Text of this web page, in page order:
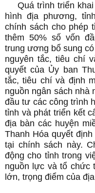
Quá trình triển
hình địa phương,
chính sách cho phép
thêm 50% số vốn
trung ương bổ sung
nguyên tắc, tiêu chí
quyết của Ủy ban
tắc, tiêu chí và định
nguồn ngân sách nhà
đầu tư các công trình
tỉnh và phát triển kết
địa bàn các huyện
Thanh Hóa quyết
tại chính sách này.
động cho tỉnh trong
nguồn lực và tổ chức
lớn, trọng điểm của